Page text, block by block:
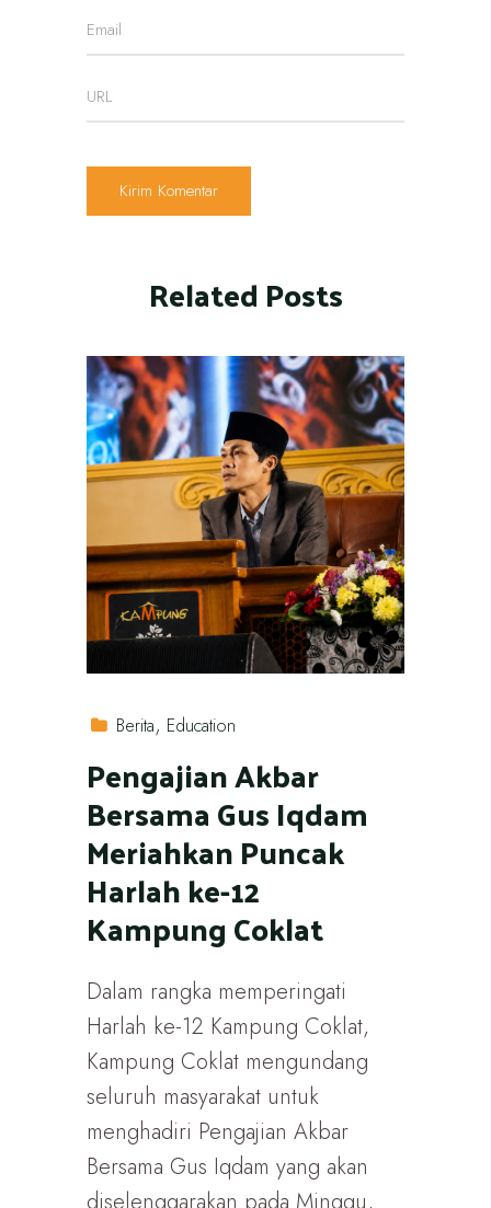
Related Posts
Berita Education
Pengajian Akbar
Bersama Gus Iqdam
Meriahkan Puncak
Harlah ke-12
Kampung Coklat
Dalam rangka memperingati
Harlah ke-12 Kampung Coklat,
Kampung Coklat mengundang
seluruh masyarakat untuk
menghadiri Pengajian Akbar
Bersama Gus Iqdam yang akan